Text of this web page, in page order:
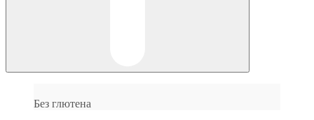
Без глютена